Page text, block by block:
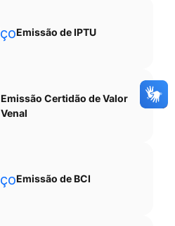
Emissão de IPTU
Emissão Certidão de Valor
Venal
Emissão de BCI